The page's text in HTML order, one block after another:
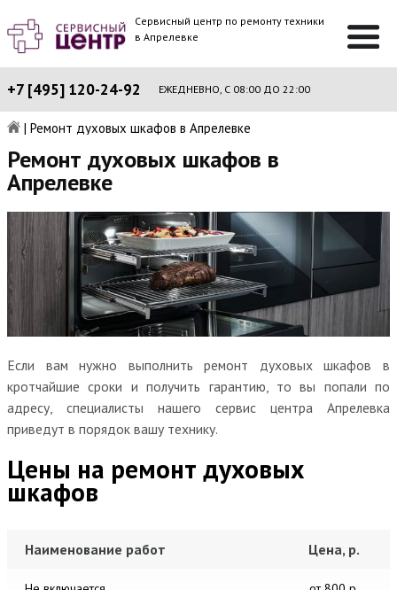
Сервисный центр по ремонту техники
в Апрелевке
+7 [495] 120-24-92 ЕЖЕДНЕВНО, С 08:00 ДО 22:00
| Ремонт духовых шкафов в Апрелевке
Ремонт духовых шкафов в
Апрелевке
Если вам нужно выполнить ремонт духовых шкафов в
кротчайшие сроки и получить гарантию, то вы попали по
адресу, специалисты нашего сервис центра Апрелевка
приведут в порядок вашу технику.
Цены на ремонт духовых
шкафов
Наименование работ Цена, р.